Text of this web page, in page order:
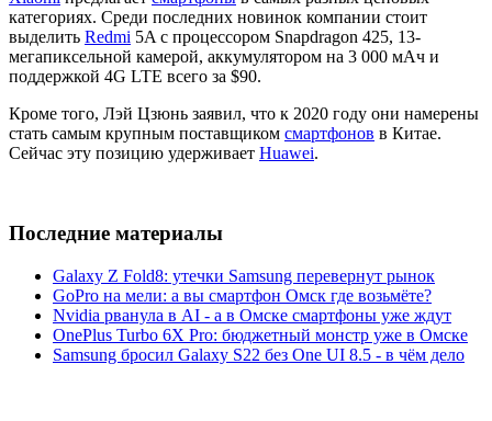
категориях. Среди последних новинок компании стоит
выделить Redmi 5A с процессором Snapdragon 425, 13-
мегапиксельной камерой, аккумулятором на 3 000 мАч и
поддержкой 4G LTE всего за $90.
Кроме того, Лэй Цзюнь заявил, что к 2020 году они намерены
стать самым крупным поставщиком смартфонов в Китае.
Сейчас эту позицию удерживает Huawei.
Последние материалы
Galaxy Z Fold8: утечки Samsung перевернут рынок
GoPro на мели: а вы смартфон Омск где возьмёте?
Nvidia рванула в AI - а в Омске смартфоны уже ждут
OnePlus Turbo 6X Pro: бюджетный монстр уже в Омске
Samsung бросил Galaxy S22 без One UI 8.5 - в чём дело